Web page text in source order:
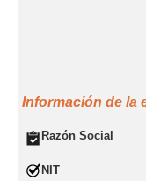
Información de la
Razón Social
NIT